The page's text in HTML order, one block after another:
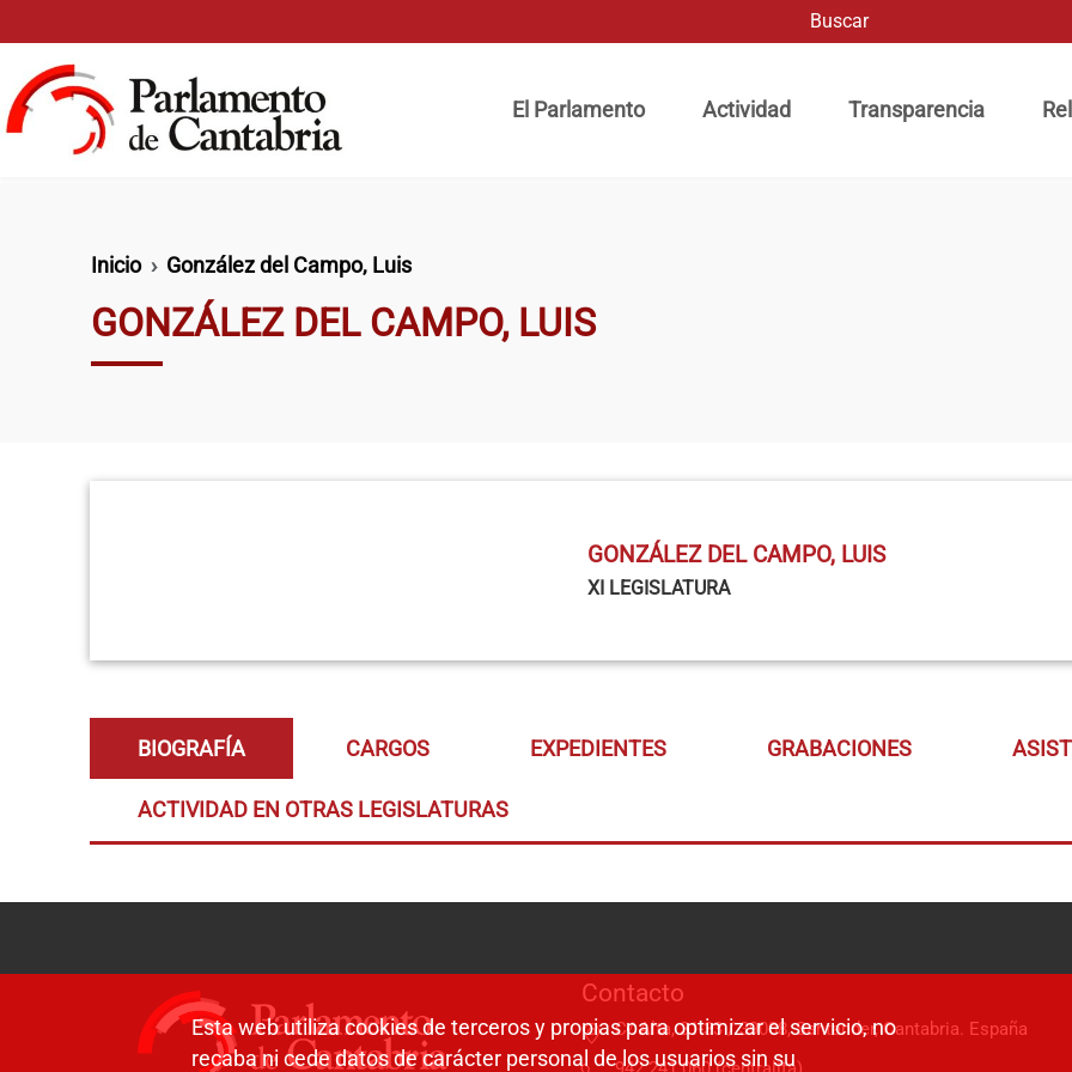
El Parlamento
Actividad Transparencia
Ruta de navegación
Inicio González del Campo, Luis
GONZÁLEZ DEL CAMPO, LUIS
GONZÁLEZ DEL CAMPO, LUIS
XI LEGISLATURA
BIOGRAFÍA CARGOS EXPEDIENTES GRABACIONES
ACTIVIDAD EN OTRAS LEGISLATURAS
Contacto
C/ Alta, 31-33 / 39008, Santander, Cantabria. España
Esta web utiliza cookies de terceros y propias para optimizar el servicio, no
recaba ni cede datos de carácter personal de los usuarios sin su